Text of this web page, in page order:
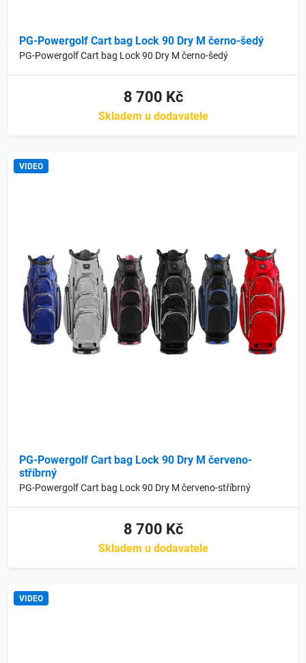
PG-Powergolf Cart bag Lock 90 Dry M černo-šedý
PG-Powergolf Cart bag Lock 90 Dry M černo-šedý
8 700 Kč
Skladem u dodavatele
VIDEO
PG-Powergolf Cart bag Lock 90 Dry M červeno-
stříbrný
PG-Powergolf Cart bag Lock 90 Dry M červeno-stříbrný
8 700 Kč
Skladem u dodavatele
VIDEO